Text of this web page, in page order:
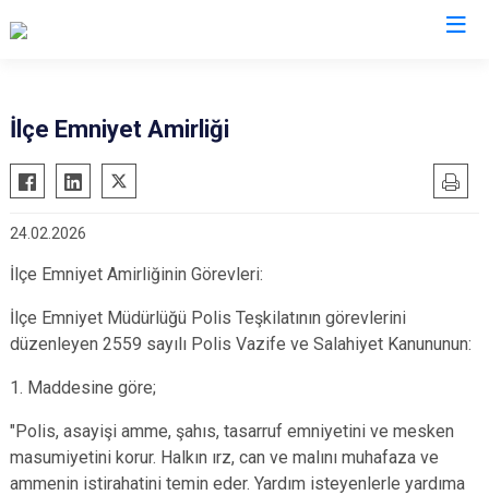
Ahırlı
Akören
Akşehir
Altınekin
Beyşehir
Bozkır
Çumra
Derbent
Güneysınır
Hadim
Halkapınar
Kadınhanı
Karapınar
Seydişehir
Taşkent
Yunak
İlçe Emniyet Amirliği
24.02.2026
İlçe Emniyet Amirliğinin Görevleri:
İlçe Emniyet Müdürlüğü Polis Teşkilatının görevlerini
düzenleyen 2559 sayılı Polis Vazife ve Salahiyet Kanununun:
1. Maddesine göre;
"Polis, asayişi amme, şahıs, tasarruf emniyetini ve mesken
masumiyetini korur. Halkın ırz, can ve malını muhafaza ve
ammenin istirahatini temin eder. Yardım isteyenlerle yardıma